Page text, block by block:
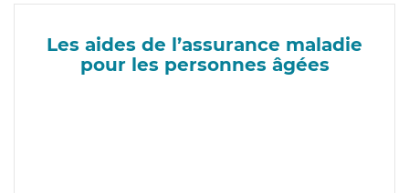
Les aides de l’assurance maladie
pour les personnes âgées